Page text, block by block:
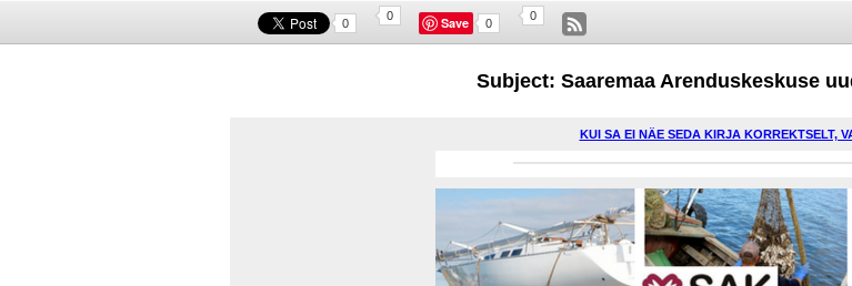
0
0 Save 0
0
Subject: Saaremaa Arenduskeskuse
KUI SA EI NÄE SEDA KIRJA KORREKTSELT,